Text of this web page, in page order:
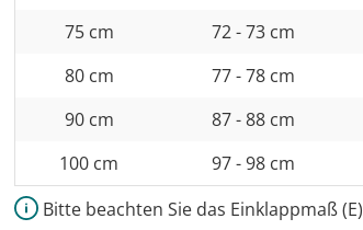
75 cm
72 - 73 cm
80 cm
77 - 78 cm
90 cm
87 - 88 cm
100 cm
97 - 98 cm
Bitte beachten Sie das Einklappmaß (E)